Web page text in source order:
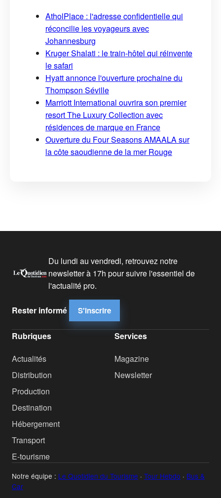
AtholPlace : l'adresse confidentielle qui
réconcilie les voyageurs avec
Johannesburg
Kruger Shalati : le train-hôtel qui réinvente
le safari
Hyatt annonce l'ouverture prochaine du
Thompson Séville
Marriott International ouvrira son premier
resort The Luxury Collection avec
résidences de marque en France
Ouverture du Four Seasons AMAALA sur
la côte saoudienne de la mer Rouge
Du lundi au vendredi, retrouvez notre
newsletter à 17h pour suivre l'essentiel de
l'actualité pro.
Rester informé S'inscrire
Rubriques
Actualités
Distribution
Production
Destination
Hébergement
Transport
E-tourisme
Services
Magazine
Newsletter
Notre équipe : Le Quotidien du Tourisme · Tour Hebdo · Bus &
Car